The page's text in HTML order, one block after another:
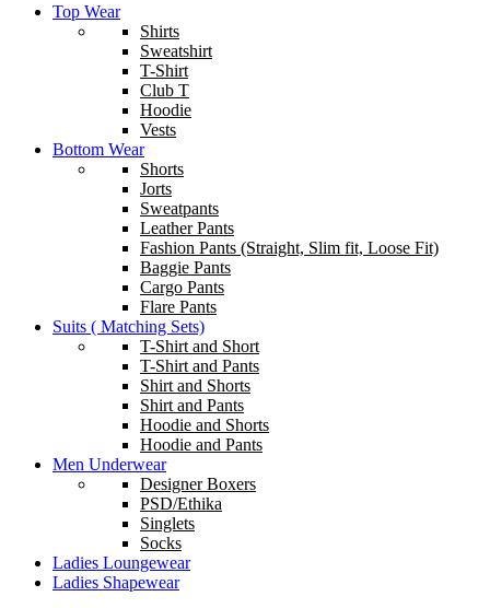
Top Wear
Shirts
Sweatshirt
T-Shirt
Club T
Hoodie
Vests
Bottom Wear
Shorts
Jorts
Sweatpants
Leather Pants
Fashion Pants (Straight, Slim fit, Loose Fit)
Baggie Pants
Cargo Pants
Flare Pants
Suits ( Matching Sets)
T-Shirt and Short
T-Shirt and Pants
Shirt and Shorts
Shirt and Pants
Hoodie and Shorts
Hoodie and Pants
Men Underwear
Designer Boxers
PSD/Ethika
Singlets
Socks
Ladies Loungewear
Ladies Shapewear